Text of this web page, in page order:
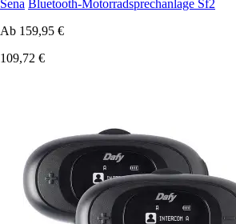
Sena Bluetooth-Motorradsprechanlage Sf2
Ab 159,95 €
109,72 €